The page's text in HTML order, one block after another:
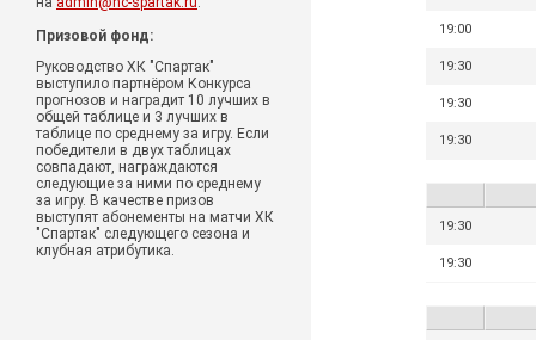
Призовой фонд:
Руководство ХК "Спартак"
выступило партнёром Конкурса
прогнозов и наградит 10 лучших в
общей таблице и 3 лучших в
таблице по среднему за игру. Если
победители в двух таблицах
совпадают, награждаются
следующие за ними по среднему
за игру. В качестве призов
выступят абонементы на матчи ХК
"Спартак" следующего сезона и
клубная атрибутика.
19:00
19:30
19:30
19:30
19:30
19:30